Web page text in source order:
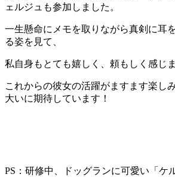
ェルジュも参加しました。
一生懸命にメモを取りながら真剣に耳
る姿を見て、
私自身もとても嬉しく、頼もしく感じま
これからの彼女の活躍がますます楽し
大いに期待しています！
PS：研修中、ドッグランに可愛い「ケ